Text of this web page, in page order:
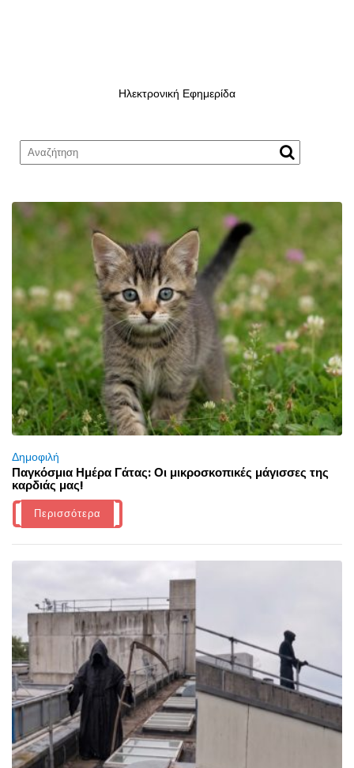
Ηλεκτρονική Εφημερίδα
Δημοφιλή
Παγκόσμια Ημέρα Γάτας: Οι μικροσκοπικές μάγισσες της
καρδιάς μας!
Περισσότερα